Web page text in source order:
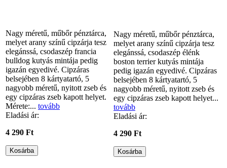
Nagy méretű, műbőr pénztárca,
melyet arany színű cipzárja tesz
elegánssá, csodaszép francia
bulldog kutyás mintája pedig
igazán egyedivé. Cipzáras
belsejében 8 kártyatartó, 5
nagyobb méretű, nyitott zseb és
egy cipzáras zseb kapott helyet.
Mérete:... tovább
Eladási ár:
4 290 Ft
Nagy méretű, műbőr pénztárca,
melyet arany színű cipzárja tesz
elegánssá, csodaszép élénk
boston terrier kutyás mintája
pedig igazán egyedivé. Cipzáras
belsejében 8 kártyatartó, 5
nagyobb méretű, nyitott zseb és
egy cipzáras zseb kapott helyet...
tovább
Eladási ár:
4 290 Ft